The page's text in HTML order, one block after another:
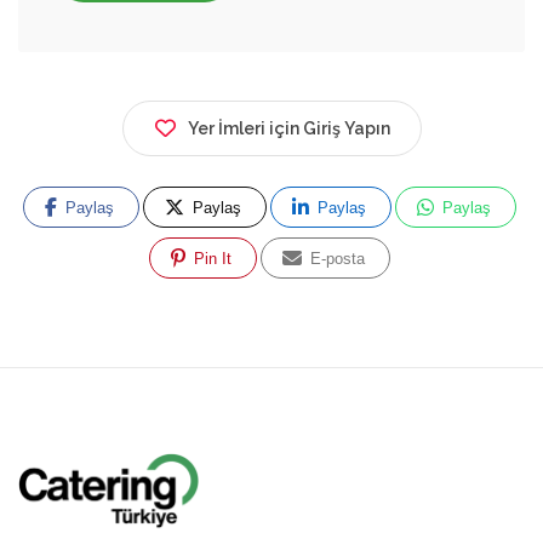
Yer İmleri için Giriş Yapın
Paylaş Paylaş Paylaş Paylaş
Pin It E-posta